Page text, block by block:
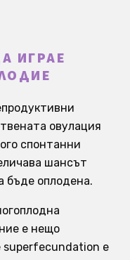
ИГРАЕ
овулация
спонтанни
шансът
бъде оплодена.
е нещо
superfecundation е